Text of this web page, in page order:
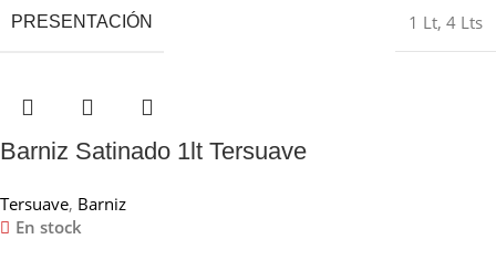
PRESENTACIÓN 1 Lt, 4 Lts
Barniz Satinado 1lt Tersuave
Tersuave, Barniz
En stock